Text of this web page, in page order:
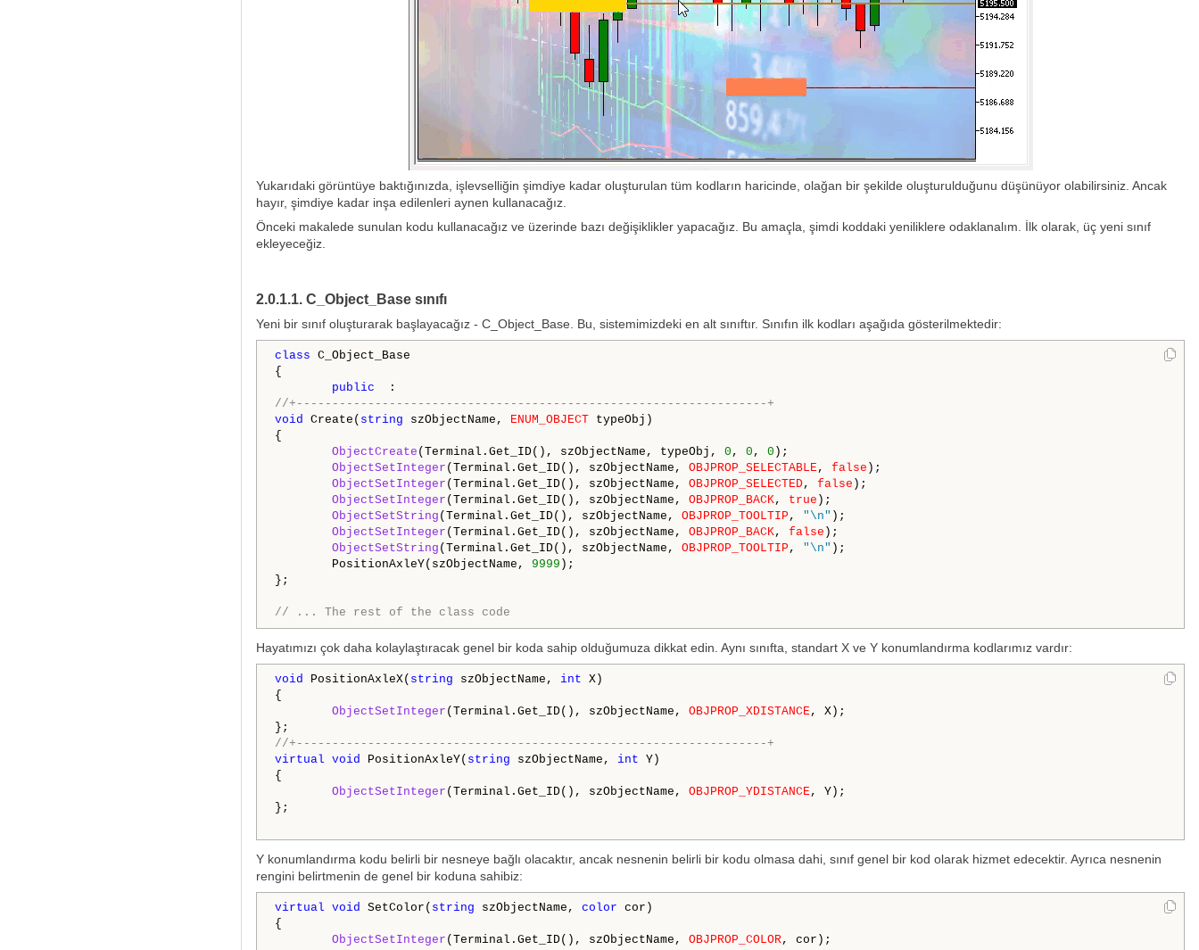
Yukarıdaki görüntüye baktığınızda, işlevselliğin şimdiye kadar oluşturulan tüm kodların haricinde, olağan bir şekilde oluşturulduğunu düşünüyor olabilirsiniz. Ancak
hayır, şimdiye kadar inşa edilenleri aynen kullanacağız.
Önceki makalede sunulan kodu kullanacağız ve üzerinde bazı değişiklikler yapacağız. Bu amaçla, şimdi koddaki yeniliklere odaklanalım. İlk olarak, üç yeni sınıf
ekleyeceğiz.
2.0.1.1. C_Object_Base sınıfı
Yeni bir sınıf oluşturarak başlayacağız - C_Object_Base. Bu, sistemimizdeki en alt sınıftır. Sınıfın ilk kodları aşağıda gösterilmektedir:
class C_Object_Base
{
public
//+------------------------------------------------------------------+
void Create( string szObjectName, ENUM_OBJECT typeObj)
{
ObjectCreate (Terminal.Get_ID(), szObjectName, typeObj, 0 , 0 , 0 );
ObjectSetInteger (Terminal.Get_ID(), szObjectName, OBJPROP_SELECTABLE, false );
ObjectSetInteger (Terminal.Get_ID(), szObjectName, OBJPROP_SELECTED, false );
ObjectSetInteger (Terminal.Get_ID(), szObjectName, OBJPROP_BACK, true );
ObjectSetString (Terminal.Get_ID(), szObjectName, OBJPROP_TOOLTIP , "\n" );
ObjectSetInteger (Terminal.Get_ID(), szObjectName, OBJPROP_BACK, false );
ObjectSetString (Terminal.Get_ID(), szObjectName, OBJPROP_TOOLTIP , "\n" );
PositionAxleY(szObjectName, 9999 );
};
// ... The rest of the class code
Hayatımızı çok daha kolaylaştıracak genel bir koda sahip olduğumuza dikkat edin. Aynı sınıfta, standart X ve Y konumlandırma kodlarımız vardır:
void PositionAxleX( string szObjectName, int X)
{
ObjectSetInteger (Terminal.Get_ID(), szObjectName, OBJPROP_XDISTANCE, X);
//+------------------------------------------------------------------+
virtual void PositionAxleY( string szObjectName, int Y)
{
ObjectSetInteger (Terminal.Get_ID(), szObjectName, OBJPROP_YDISTANCE, Y);
};
Y konumlandırma kodu belirli bir nesneye bağlı olacaktır, ancak nesnenin belirli bir kodu olmasa dahi, sınıf genel bir kod olarak hizmet edecektir. Ayrıca nesnenin
rengini belirtmenin de genel bir koduna sahibiz:
virtual void SetColor( string szObjectName, color cor)
{
ObjectSetInteger (Terminal.Get_ID(), szObjectName, OBJPROP_COLOR, cor);